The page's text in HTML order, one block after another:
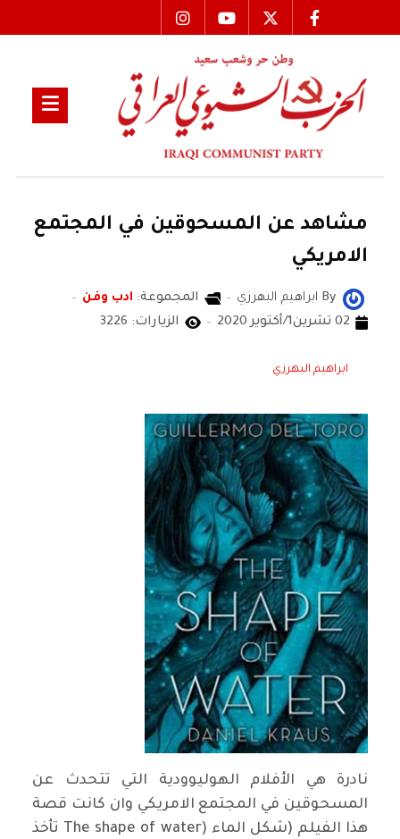
مشاهد عن المسحوقين في المجتمع
الامريكي
By ابراهيم البهرزي المجموعة: ادب وفن
02 تشرين1/أكتوير 2020
الزيارات: 3226
ابراهيم البهرزي
نادرة هي الأفلام الهوليوودية التي تتحدث عن
المسحوقين في المجتمع الامريكي وان كانت قصة
هذا الفيلم (شكل الماء The shape of water)
تأخذ